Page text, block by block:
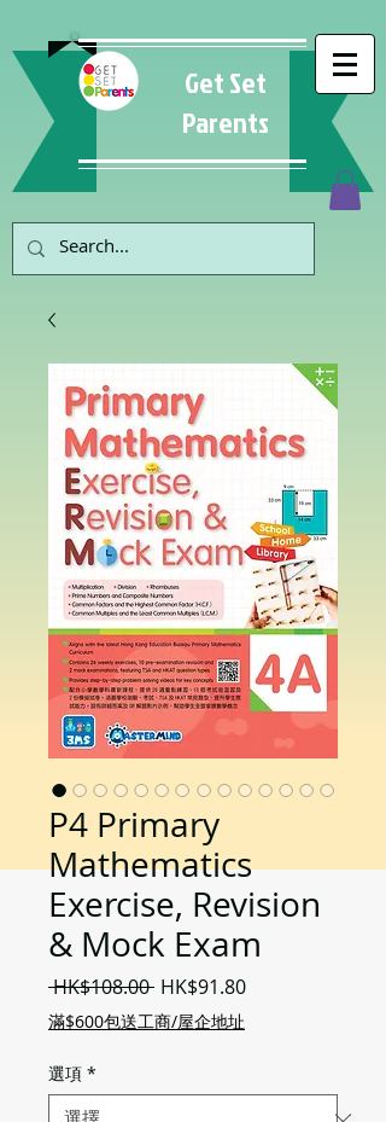
Get Set
Parents
P4 Primary
Mathematics
Exercise, Revision
& Mock Exam
HK$108.00 一
般
HK$91.80促
滿$600包送工商/屋企地址
選項 *